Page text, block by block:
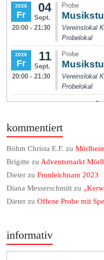
kommentiert
Böhm Christa E.F. zu
Brigitte zuAdventsmarkt
Dieter zuFronleichnam 2023
Diana Messerschmitt zu
Dieter zuOffene Probe mit
informativ